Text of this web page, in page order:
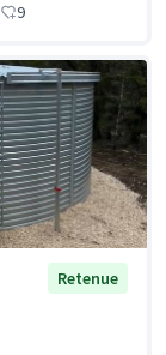
9
Retenue